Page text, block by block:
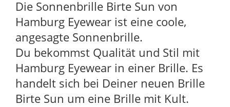
Die Sonnenbrille Birte Sun von
Hamburg Eyewear ist eine coole,
angesagte Sonnenbrille.
Du bekommst Qualität und Stil mit
Hamburg Eyewear in einer Brille. Es
handelt sich bei Deiner neuen Brille
Birte Sun um eine Brille mit Kult.